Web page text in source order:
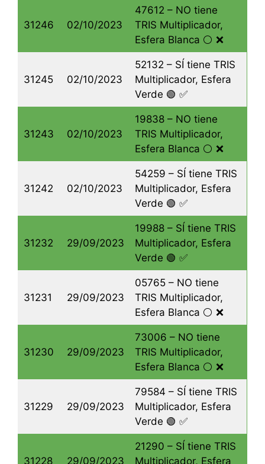
31246 02/10/2023
47612 – NO tiene
TRIS Multiplicador,
Esfera Blanca ⚪️ ❌
31245 02/10/2023
52132 – SÍ tiene TRIS
Multiplicador, Esfera
Verde 🟢 ✅
31243 02/10/2023
19838 – NO tiene
TRIS Multiplicador,
Esfera Blanca ⚪️ ❌
31242 02/10/2023
54259 – SÍ tiene TRIS
Multiplicador, Esfera
Verde 🟢 ✅
31232 29/09/2023
19988 – SÍ tiene TRIS
Multiplicador, Esfera
Verde 🟢 ✅
31231 29/09/2023
05765 – NO tiene
TRIS Multiplicador,
Esfera Blanca ⚪️ ❌
31230 29/09/2023
73006 – NO tiene
TRIS Multiplicador,
Esfera Blanca ⚪️ ❌
31229 29/09/2023
79584 – SÍ tiene TRIS
Multiplicador, Esfera
Verde 🟢 ✅
31228 29/09/2023
21290 – SÍ tiene TRIS
Multiplicador, Esfera